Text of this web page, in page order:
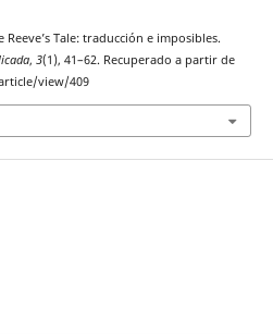
Tale: traducción e imposibles.
, 3(1), 41–62. Recuperado a partir de
view/409